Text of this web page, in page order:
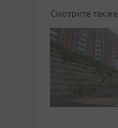
Смотрите также